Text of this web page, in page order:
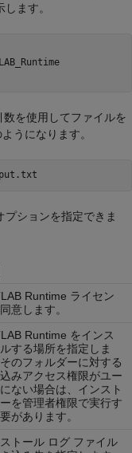
ます。
数を使用してファイルを
うになります。
ションを指定できま
Runtime ライセン
意します。
Runtime をインス
ルする場所を指定しま
のフォルダーに対する
みアクセス権限がユー
ない場合は、インスト
を管理者権限で実行す
があります。
トール ログ ファイル